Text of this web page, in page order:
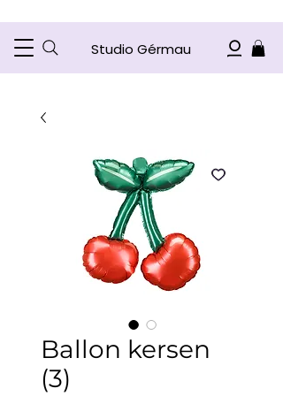
Studio Gérmau
Ballon kersen
(3)